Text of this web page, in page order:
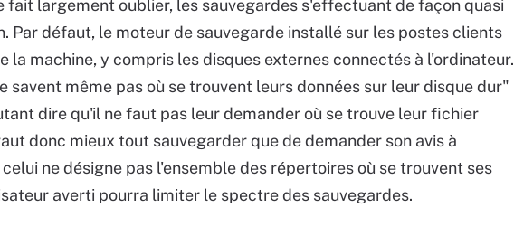
fait largement oublier, les sauvegardes s'effectuant de façon quasi
Par défaut, le moteur de sauvegarde installé sur les postes clients
la machine, y compris les disques externes connectés à l'ordinateur.
savent même pas où se trouvent leurs données sur leur disque dur"
dire qu'il ne faut pas leur demander où se trouve leur fichier
donc mieux tout sauvegarder que de demander son avis à
ne désigne pas l'ensemble des répertoires où se trouvent ses
averti pourra limiter le spectre des sauvegardes.